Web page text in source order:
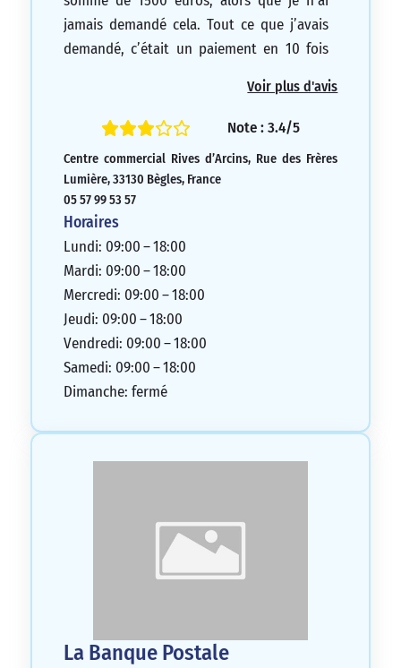
jamais demandé cela. Tout ce que j’avais
demandé, c’était un paiement en 10 fois
souscrire une carte pass, puis m’ont
envoyé 1500 euros une semaine plus tard,
Maintenant, je veux les rembourser, mais
personne ne répond au téléphone lorsque
j’essaie de les contacter.
Voir plus d'avis
Note : 3.4/5
Centre commercial Rives d’Arcins, Rue des Frères
Lumière, 33130 Bègles, France
05 57 99 53 57
Horaires
Lundi: 09:00 – 18:00
Mardi: 09:00 – 18:00
Mercredi: 09:00 – 18:00
Jeudi: 09:00 – 18:00
Vendredi: 09:00 – 18:00
Samedi: 09:00 – 18:00
Dimanche: fermé
La Banque Postale